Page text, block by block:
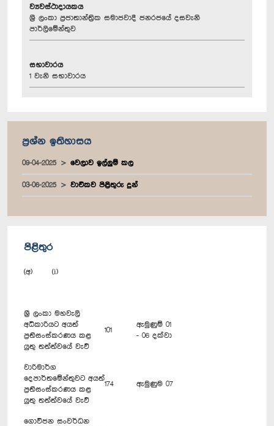
ව්‍යවස්ථාදායකය
ශ්‍රී ලංකා ප්‍රජාතාන්ත්‍රික සමාජවාදී ජනරජයේ දසවැනි
පාර්ලිමේන්තුව
සභාවාරය
1 වැනි සභාවාරය
ප්‍රශ්න ඉතිහාසය
09-04-2025 වෙලාව ඉල්ලුම් කල
03-06-2025 වාචිකව පිළිතුරු දුන්
පිළිතුර
(අ) (i)
ශ්‍රී ලංකා මහවැලි
අධිකාරියට අයත්
ප්‍රතිසංස්කරණය කළ
යුතු තත්ත්වයේ වැව්
101
ඇමුණුම් 01
- 06 දක්වා
වාරිමාර්ග
දෙපාර්තමේන්තුවට අයත්
ප්‍රතිසංස්කරණය කළ
යුතු තත්ත්වයේ වැව්
174 ඇමුණුම 07
ගොවිජන සංවර්ධන